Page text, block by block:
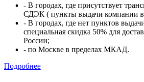
- В городах, где присутствует
СДЭК ( пункты выдачи компании
- В городах, где нет пунктов
специальная скидка 50% для
России;
- по Москве в пределах МКАД.
Подробнее